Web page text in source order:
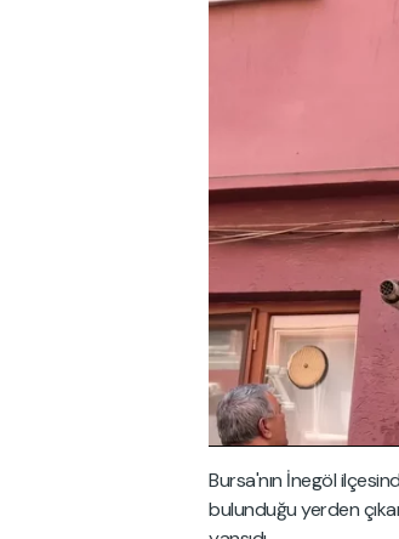
Bursa'nın İnegöl
bulunduğu yerden